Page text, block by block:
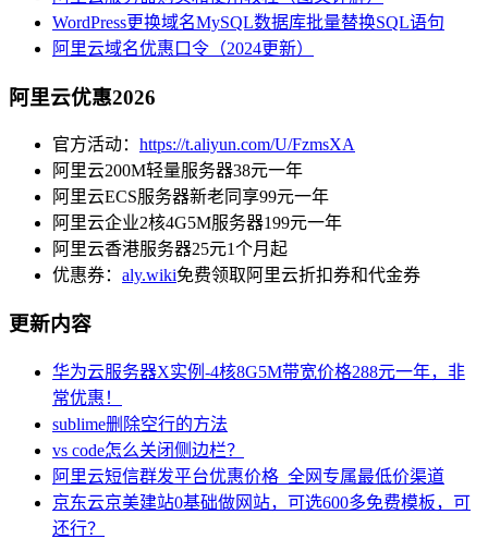
WordPress更换域名MySQL数据库批量替换SQL语句
阿里云域名优惠口令（2024更新）
阿里云优惠2026
官方活动： https://t.aliyun.com/U/FzmsXA
阿里云200M轻量服务器38元一年
阿里云ECS服务器新老同享99元一年
阿里云企业2核4G5M服务器199元一年
阿里云香港服务器25元1个月起
优惠券： aly.wiki免费领取阿里云折扣券和代金券
更新内容
华为云服务器X实例-4核8G5M带宽价格288元一年，非
常优惠！
sublime删除空行的方法
vs code怎么关闭侧边栏？
阿里云短信群发平台优惠价格_全网专属最低价渠道
京东云京美建站0基础做网站，可选600多免费模板，可
还行？